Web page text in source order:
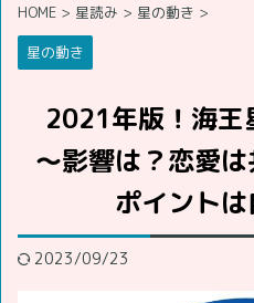
HOME > 星読み > 星の動き >
星の動き
2021年版！海
～影響は？恋愛
ポイント
2023/09/23